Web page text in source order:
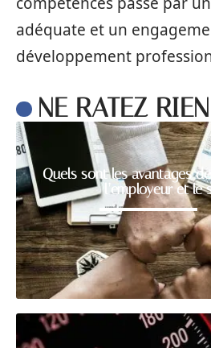
adéquate et un
développement
NE RATEZ
Quels sont les avantages
l’employeur et le